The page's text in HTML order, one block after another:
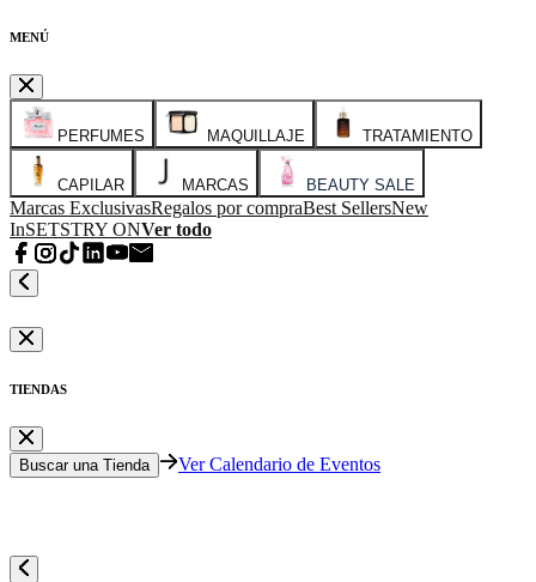
MENÚ
PERFUMES MAQUILLAJE TRATAMIENTO
CAPILAR MARCAS BEAUTY SALE
Marcas ExclusivasRegalos por compraBest SellersNew
InSETSTRY ONVer todo
TIENDAS
Buscar una Tienda Ver Calendario de Eventos